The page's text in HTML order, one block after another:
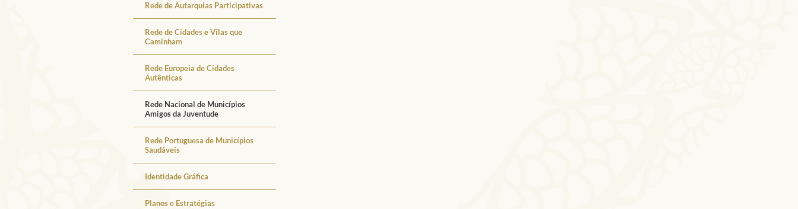
Rede de Autarquias Participativas
Rede de Cidades e Vilas que
Caminham
Rede Europeia de Cidades
Autênticas
Rede Nacional de Municípios
Amigos da Juventude
Rede Portuguesa de Municípios
Saudáveis
Identidade Gráfica
Planos e Estratégias